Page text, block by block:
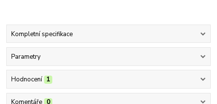
Kompletní specifikace
Parametry
Hodnocení 1